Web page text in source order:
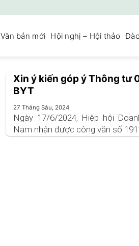
Văn bản mới Hội nghị – Hội thảo
Xin ý kiến góp ý Thông tư
BYT
27 Tháng Sáu, 2024
Ngày 17/6/2024, Hiệp hội
Nam nhận được công văn số